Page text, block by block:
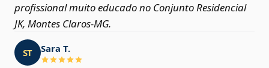
profissional muito educado no Conjunto Residencial
JK, Montes Claros‑MG.
ST Sara T.